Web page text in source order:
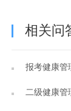
相关问
报考健康管
二级健康